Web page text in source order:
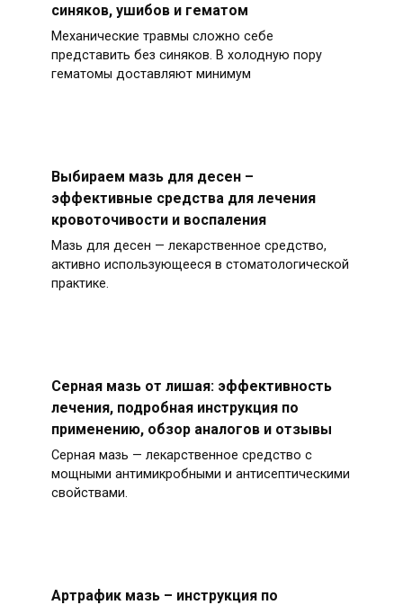
синяков, ушибов и гематом
Механические травмы сложно себе
представить без синяков. В холодную пору
гематомы доставляют минимум
Выбираем мазь для десен –
эффективные средства для лечения
кровоточивости и воспаления
Мазь для десен — лекарственное средство,
активно использующееся в стоматологической
практике.
Серная мазь от лишая: эффективность
лечения, подробная инструкция по
применению, обзор аналогов и отзывы
Серная мазь — лекарственное средство с
мощными антимикробными и антисептическими
свойствами.
Артрафик мазь – инструкция по